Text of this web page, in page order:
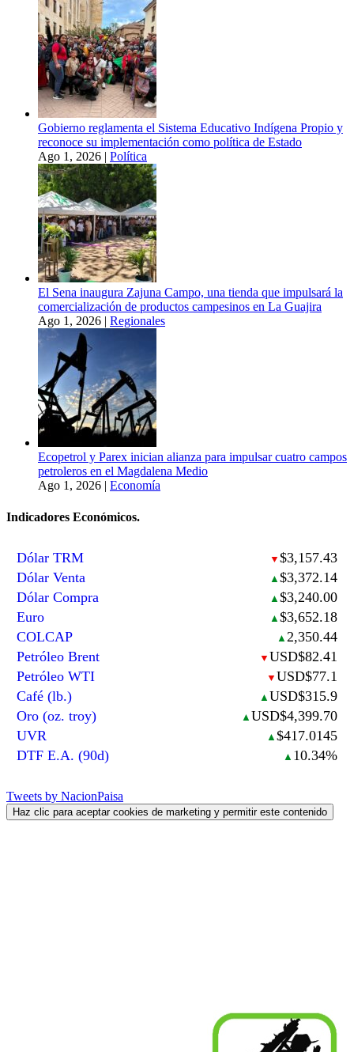
Gobierno reglamenta el Sistema Educativo Indígena Propio y
reconoce su implementación como política de Estado
Ago 1, 2026 | Política
El Sena inaugura Zajuna Campo, una tienda que impulsará la
comercialización de productos campesinos en La Guajira
Ago 1, 2026 | Regionales
Ecopetrol y Parex inician alianza para impulsar cuatro campos
petroleros en el Magdalena Medio
Ago 1, 2026 | Economía
Indicadores Económicos.
Dólar TRM ▼ $3,157.43
Dólar Venta
▲ $3,372.14
Dólar Compra
▲ $3,240.00
Euro
▲ $3,652.18
COLCAP
▲ 2,350.44
Petróleo Brent
▼ USD$82.41
Petróleo WTI
▼ USD$77.1
Café (lb.)
▲ USD$315.9
Oro (oz. troy)
▲ USD$4,399.70
UVR
▲ $417.0145
DTF E.A. (90d)
▲ 10.34%
Tweets by NacionPaisa
Haz clic para aceptar cookies de marketing y permitir este contenido